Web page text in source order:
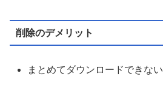
削除のデメリット
まとめてダウンロードできない